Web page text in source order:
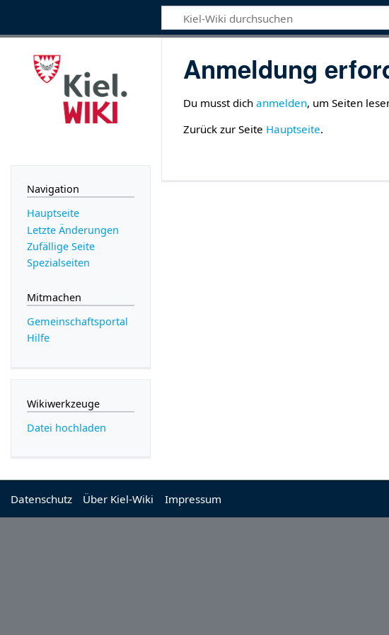
Anmeldung
Du musst dichanmelden, um Seiten
Zurück zur Seite Hauptseite.
Navigation
Hauptseite
Letzte Änderungen
Zufällige Seite
Spezialseiten
Mitmachen
Gemeinschafts­portal
Hilfe
Wikiwerkzeuge
Datei hochladen
Datenschutz Über Kiel-Wiki Impressum